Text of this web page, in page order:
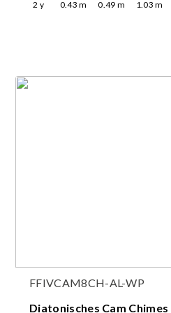
2 y 0.43 m 0.49 m 1.03 m
FFIVCAM8CH-AL-WP
Diatonisches Cam Chimes